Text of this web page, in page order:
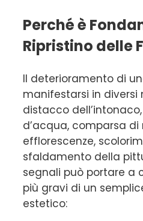
Perché è
Ripristino delle
Il deterioramento di
manifestarsi in diversi
distacco
d’acqua, comparsa
efflorescenze,
sfaldamento della
segnali può portare a
più gravi di un
estetico: